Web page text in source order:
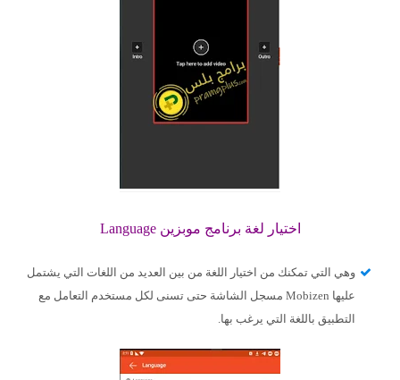
اختيار لغة برنامج موبزين Language
وهي التي تمكنك من اختيار اللغة من بين العديد من اللغات التي يشتمل
عليها Mobizen مسجل الشاشة حتى تسنى لكل مستخدم التعامل مع
التطبيق باللغة التي يرغب بها.